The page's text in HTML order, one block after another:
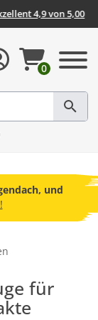
0
und
für